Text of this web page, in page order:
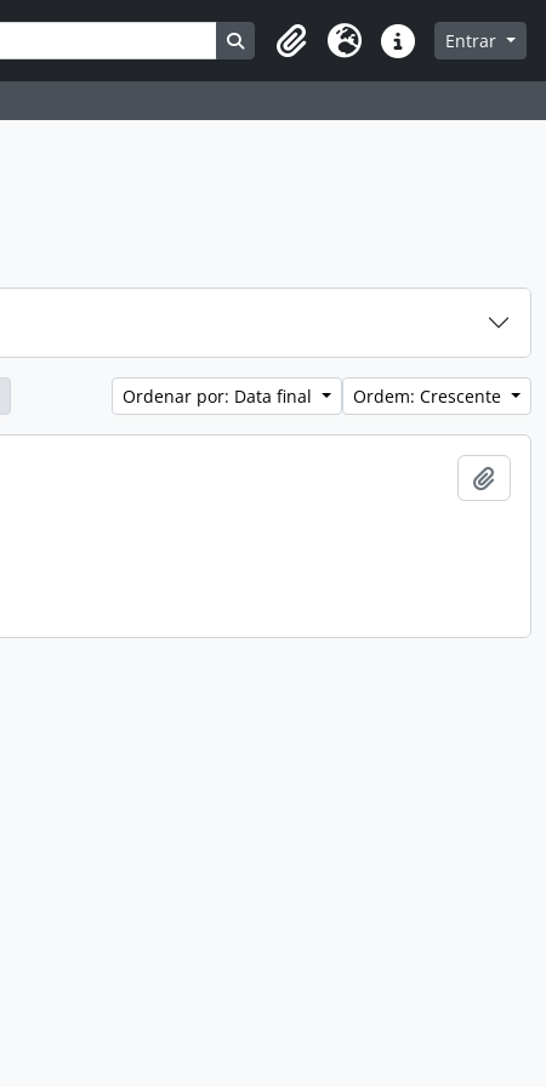
Busque na página de navegação
Clipboard
Idioma Atalhos Entrar
Ordenar por: Data final Ordem: Crescente